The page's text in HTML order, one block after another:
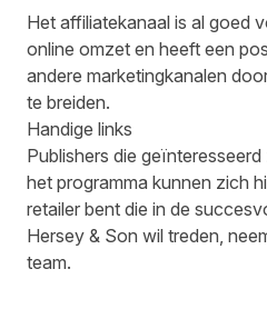
Het affiliatekanaal is al goed
online omzet en heeft een
andere marketingkanalen
te breiden.
Handige links
Publishers die
het programma kunnen zich
retailer bent die in de
Hersey & Son wil treden,
team.